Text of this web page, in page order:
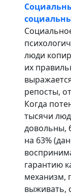
люди
их
репосты,
Когда
тысячи
довольны,
на 63%
гарантию
механизм,
выживать,